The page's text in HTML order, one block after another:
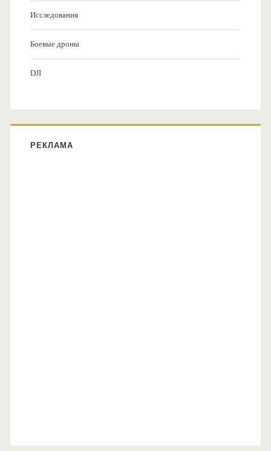
Исследования
Боевые дроны
DJI
РЕКЛАМА